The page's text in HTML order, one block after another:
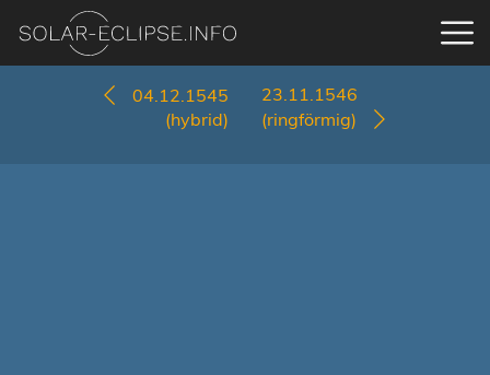
04.12.1545
(hybrid)
23.11.1546
(ringförmig)